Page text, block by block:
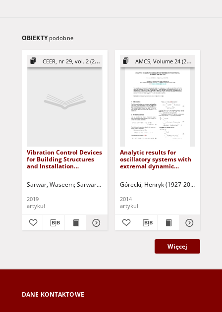
OBIEKTY podobne
CEER, nr 29, vol. 2 (2019)
Vibration Control Devices
for Building Structures
and Installation
Sarwar, Waseem Sarwar, Rehan Kuczyński, Tadeusz - red.
2019
artykuł
AMCS, Volume 24 (2014)
Analytic results for
oscillatory systems with
extremal dynamic
Górecki, Henryk (1927-2022)
2014
artykuł
Więcej
DANE KONTAKTOWE